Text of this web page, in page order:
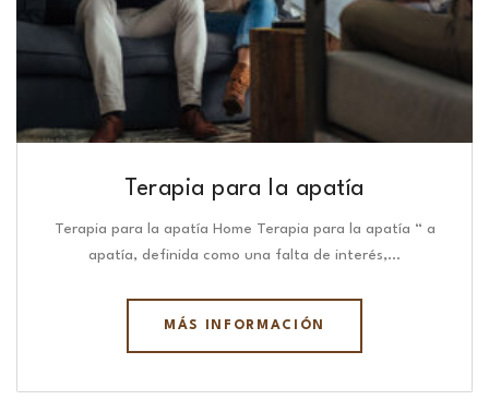
Terapia para la apatía
Terapia para la apatía Home Terapia para la apatía “ a
apatía, definida como una falta de interés,…
MÁS INFORMACIÓN